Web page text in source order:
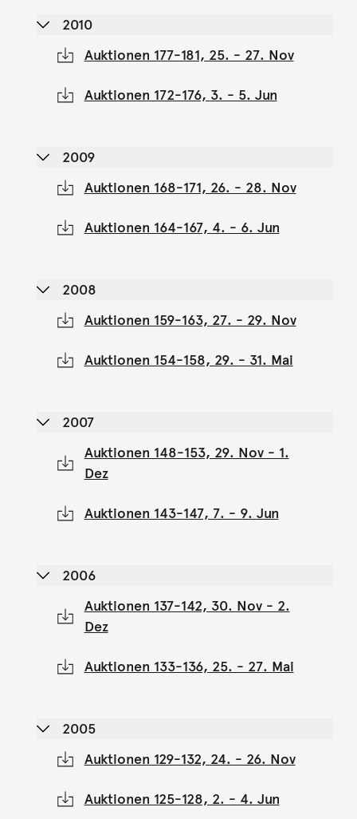
2010
Auktionen 177-181, 25. - 27. Nov
Auktionen 172-176, 3. - 5. Jun
2009
Auktionen 168-171, 26. - 28. Nov
Auktionen 164-167, 4. - 6. Jun
2008
Auktionen 159-163, 27. - 29. Nov
Auktionen 154-158, 29. - 31. Mai
2007
Auktionen 148-153, 29. Nov - 1.
Dez
Auktionen 143-147, 7. - 9. Jun
2006
Auktionen 137-142, 30. Nov - 2.
Dez
Auktionen 133-136, 25. - 27. Mai
2005
Auktionen 129-132, 24. - 26. Nov
Auktionen 125-128, 2. - 4. Jun